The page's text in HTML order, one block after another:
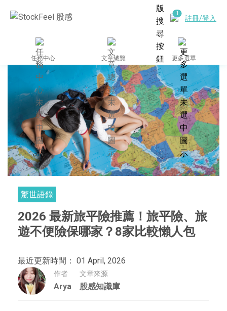
註冊/登入
任務中心 文章總覽 更多選單
驚世語錄
2026 最新旅平險推薦！旅平險、旅
遊不便險保哪家？8家比較懶人包
最近更新時間： 01 April, 2026
作者
Arya
文章來源
股感知識庫